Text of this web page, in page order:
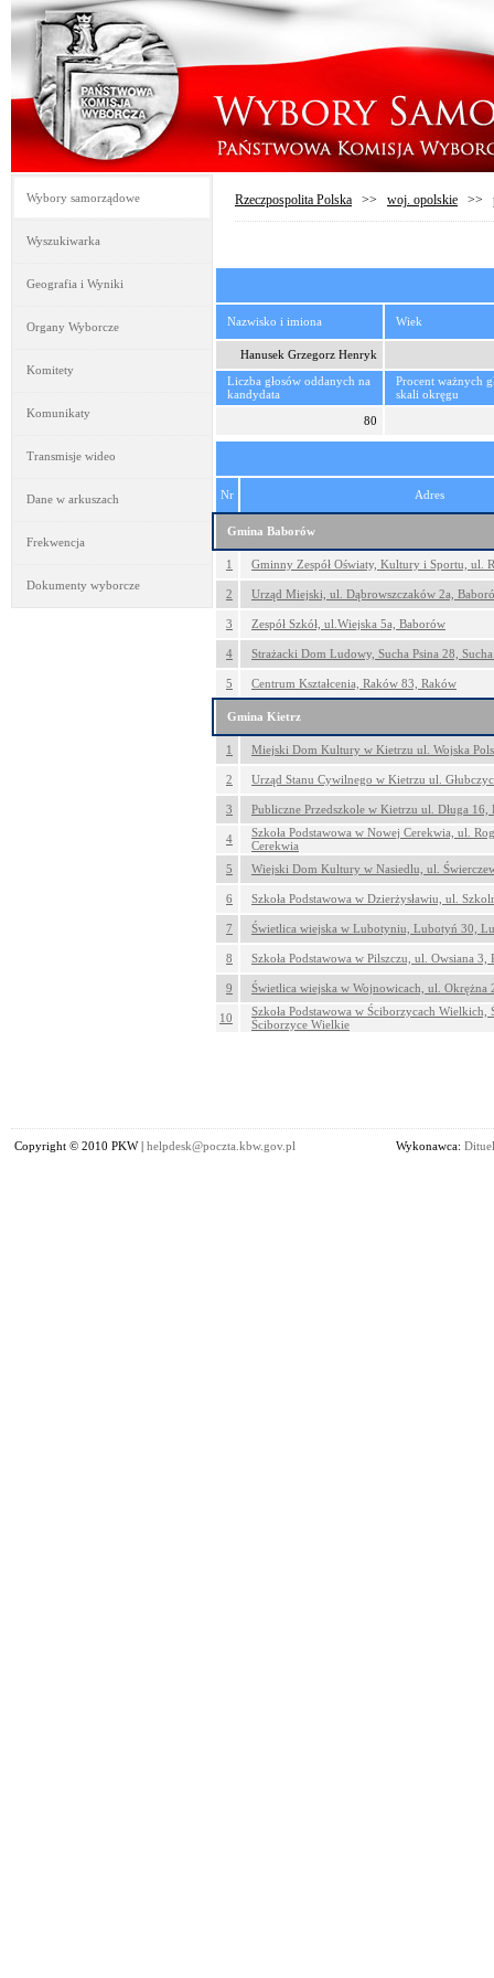
Wybory samorządowe
Wyszukiwarka
Geografia i Wyniki
Organy Wyborcze
Komitety
Komunikaty
Transmisje wideo
Dane w arkuszach
Frekwencja
Dokumenty wyborcze
Rzeczpospolita Polska >> woj. opolskie >>
Nazwisko i imiona Wiek
Hanusek Grzegorz Henryk
Liczba głosów oddanych na
kandydata
Procent ważnych
skali okręgu
80
Nr Adres
Gmina Baborów
1 Gminny Zespół Oświaty, Kultury i Sportu, ul.
2 Urząd Miejski, ul. Dąbrowszczaków 2a,
3 Zespół Szkół, ul.Wiejska 5a, Baborów
4 Strażacki Dom Ludowy, Sucha Psina 28, Sucha
5 Centrum Kształcenia, Raków 83, Raków
Gmina Kietrz
1 Miejski Dom Kultury w Kietrzu ul. Wojska
2 Urząd Stanu Cywilnego w Kietrzu ul.
3 Publiczne Przedszkole w Kietrzu ul. Długa 16,
4
Szkoła Podstawowa w Nowej Cerekwia, ul.
Cerekwia
5
Wiejski Dom Kultury w Nasiedlu, ul.
6 Szkoła Podstawowa w Dzierżysławiu, ul.
7 Świetlica wiejska w Lubotyniu, Lubotyń 30,
8 Szkoła Podstawowa w Pilszczu, ul. Owsiana 3,
9 Świetlica wiejska w Wojnowicach, ul. Okrężna
10
Szkoła Podstawowa w Ściborzycach
Ściborzyce Wielkie
Copyright © 2010 PKW | helpdesk@poczta.kbw.gov.pl Wykonawca: